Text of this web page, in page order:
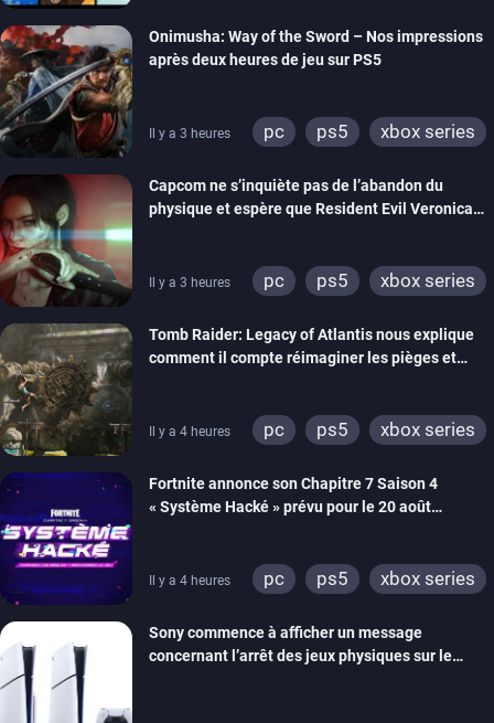
Onimusha: Way of the Sword – Nos impressions
après deux heures de jeu sur PS5
Il y a 3 heures pc ps5
xbox series
Capcom ne s’inquiète pas de l’abandon du
physique et espère que Resident Evil Veronica
Il y a 3 heures pc ps5
xbox series
Tomb Raider: Legacy of Atlantis nous explique
comment il compte réimaginer les pièges et
Il y a 4 heures pc ps5
xbox series
Fortnite annonce son Chapitre 7 Saison 4
« Système Hacké » prévu pour le 20 août
Il y a 4 heures pc ps5
xbox series
ps4
xbox one
switch 2
Sony commence à afficher un message
concernant l’arrêt des jeux physiques sur le